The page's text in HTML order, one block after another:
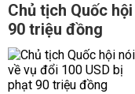
Chủ tịch Quốc
90 triệu đồng